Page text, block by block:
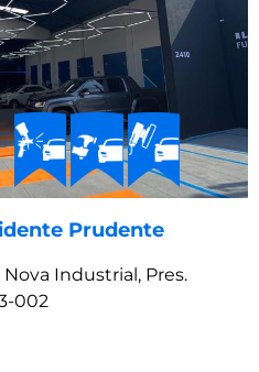
Prudente
Nova Industrial, Pres.
002